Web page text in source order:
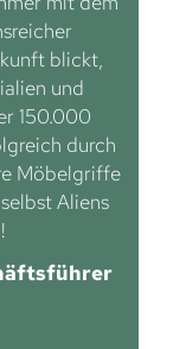
blickt,
und
150.000
durch
Möbelgriffe
Aliens